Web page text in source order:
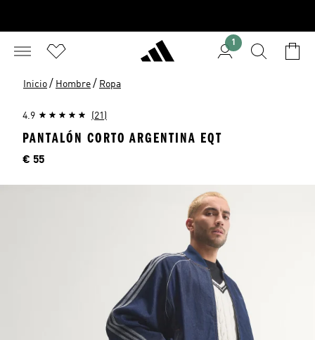
1
Inicio / Hombre / Ropa
4.9 (21)
PANTALÓN CORTO ARGENTINA EQT
Precio
€ 55